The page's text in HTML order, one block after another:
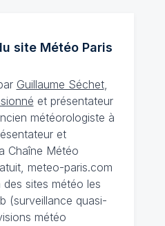
site MétéoParis
Guillaume Séchet,
et présentateur
météorologiste à
et
Chaîne Météo
meteo-paris.com
sites météo les
(surveillance quasi-
météo